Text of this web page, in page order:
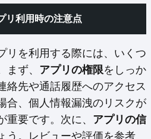
リ利用時の注意点
リを利用する際には、いくつ
ず、 アプリの権限をしっか
絡先や通話履歴へのアクセス
合、個人情報漏洩のリスクが
重要です。次に、 アプリの信
う。レビューや評価を参考